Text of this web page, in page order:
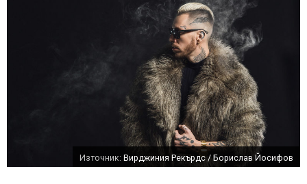
Източник: Вирджиния Рекърдс / Борислав Йосифов